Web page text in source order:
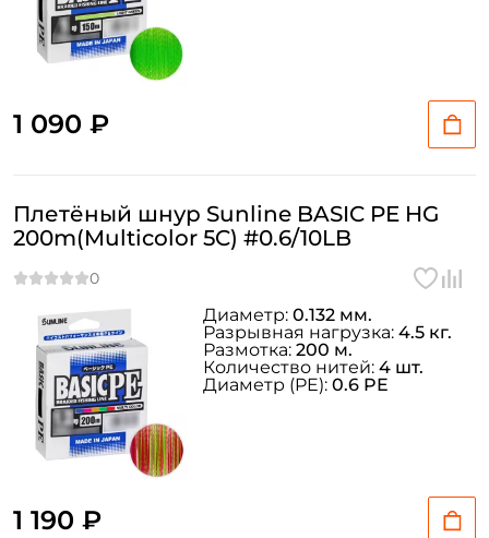
1 090 ₽
Плетёный шнур Sunline BASIC PE HG
200m(Multicolor 5C) #0.6/10LB
1 190 ₽
Диаметр: 0.132 мм.
Разрывная нагрузка: 4.5 кг.
Размотка: 200 м.
Количество нитей: 4 шт.
Диаметр (PE): 0.6 PE